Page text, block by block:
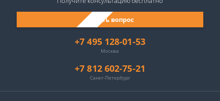
+7 495 128-01-53
Москва
+7 812 602-75-21
Санкт-Петербург
Задать вопрос